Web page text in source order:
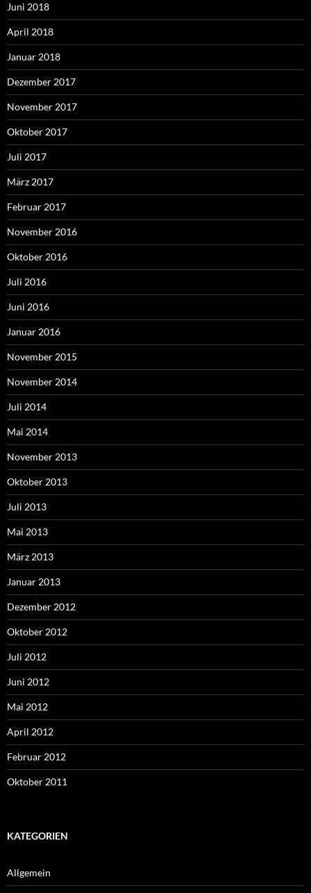
Juni 2018
April 2018
Januar 2018
Dezember 2017
November 2017
Oktober 2017
Juli 2017
März 2017
Februar 2017
November 2016
Oktober 2016
Juli 2016
Juni 2016
Januar 2016
November 2015
November 2014
Juli 2014
Mai 2014
November 2013
Oktober 2013
Juli 2013
Mai 2013
März 2013
Januar 2013
Dezember 2012
Oktober 2012
Juli 2012
Juni 2012
Mai 2012
April 2012
Februar 2012
Oktober 2011
KATEGORIEN
Allgemein